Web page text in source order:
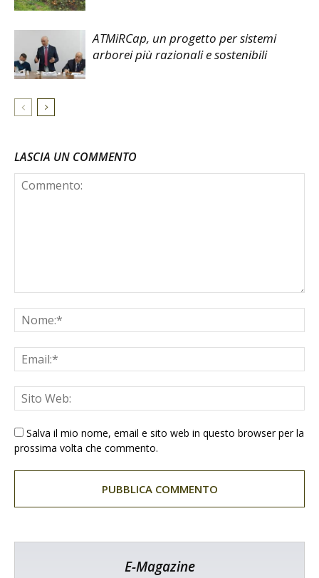
ATMiRCap, un progetto per sistemi
arborei più razionali e sostenibili
LASCIA UN COMMENTO
Salva il mio nome, email e sito web in questo browser per la
prossima volta che commento.
E-Magazine